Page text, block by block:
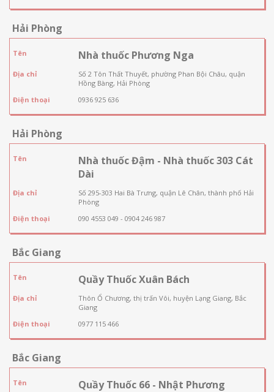
Hải Phòng
Tên Nhà thuốc Phương Nga
Địa chỉ
Số 2 Tôn Thất Thuyết, phường Phan Bội Châu, quận
Hồng Bàng, Hải Phòng
Điện thoại
0936 925 636
Hải Phòng
Tên
Nhà thuốc Đậm - Nhà thuốc 303 Cát
Dài
Địa chỉ
Số 295-303 Hai Bà Trưng, quận Lê Chân, thành phố Hải
Phòng
Điện thoại
090 4553 049 - 0904 246 987
Bắc Giang
Tên Quầy Thuốc Xuân Bách
Địa chỉ
Thôn Ổ Chương, thị trấn Vôi, huyện Lạng Giang, Bắc
Giang
Điện thoại
0977 115 466
Bắc Giang
Tên Quầy Thuốc 66 - Nhật Phương